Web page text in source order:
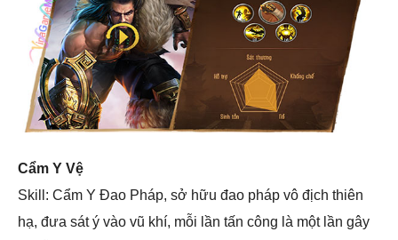
Cẩm Y Vệ
Skill: Cẩm Y Đao Pháp, sở hữu đao pháp vô địch thiên
hạ, đưa sát ý vào vũ khí, mỗi lần tấn công là một lần gây